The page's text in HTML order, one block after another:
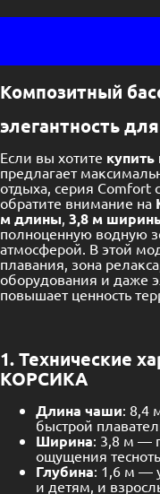
Композитный
элегантность
Если вы хотите
предлагает
отдыха, серия Comfort
обратите внимание на
м длины, 3,8 м
полноценную водную
атмосферой. В этой
плавания, зона
оборудования и даже
повышает ценность
1. Технические
КОРСИКА
Длина чаши: 8,4
быстрой
Ширина: 3,8 м —
ощущения
Глубина: 1,6 м —
и детям, и